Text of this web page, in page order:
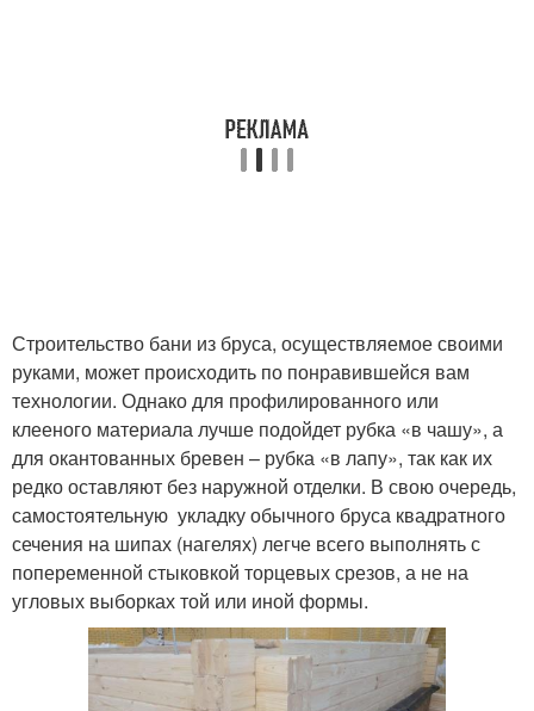
Строительство бани из бруса, осуществляемое своими
руками, может происходить по понравившейся вам
технологии. Однако для профилированного или
клееного материала лучше подойдет рубка «в чашу», а
для окантованных бревен – рубка «в лапу», так как их
редко оставляют без наружной отделки. В свою очередь,
самостоятельную укладку обычного бруса квадратного
сечения на шипах (нагелях) легче всего выполнять с
попеременной стыковкой торцевых срезов, а не на
угловых выборках той или иной формы.